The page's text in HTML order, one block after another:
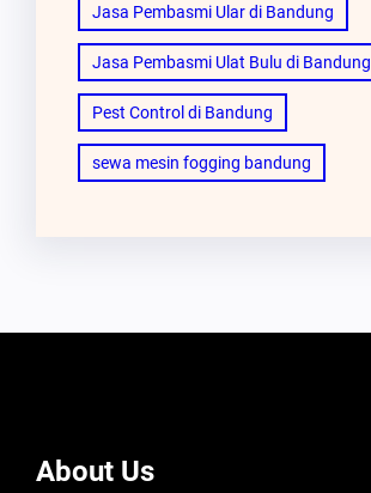
Jasa Pembasmi Ular di Bandung
Jasa Pembasmi Ulat Bulu di Bandung
Pest Control di Bandung
sewa mesin fogging bandung
About Us